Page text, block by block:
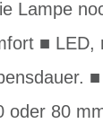
Lampe
■ LED,
oder 80